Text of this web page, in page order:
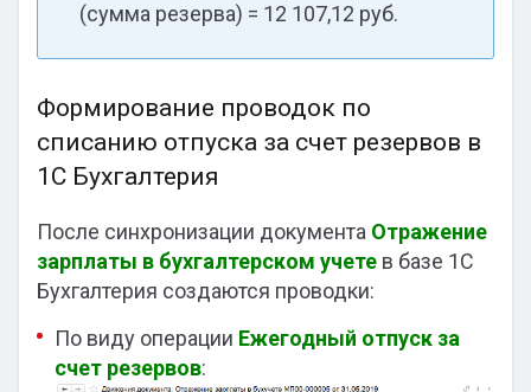
(сумма резерва) = 12 107,12 руб.
Формирование проводок по
списанию отпуска за счет резервов в
1С Бухгалтерия
После синхронизации документа Отражение
зарплаты в бухгалтерском учете в базе 1С
Бухгалтерия создаются проводки:
По виду операции Ежегодный отпуск за
счет резервов: